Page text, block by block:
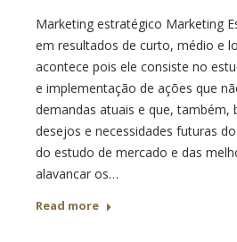
Marketing estratégico Marketing
em resultados de curto, médio e
acontece pois ele consiste no
e implementação de ações que
demandas atuais e que, também,
desejos e necessidades futuras
do estudo de mercado e das
alavancar os…
Read more